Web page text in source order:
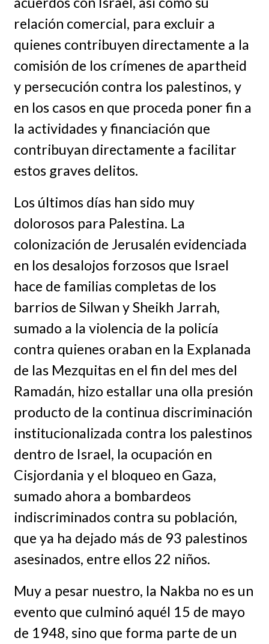
relación comercial, para excluir a
quienes contribuyen directamente a la
comisión de los crímenes de apartheid
y persecución contra los palestinos, y
en los casos en que proceda poner fin a
la actividades y financiación que
contribuyan directamente a facilitar
estos graves delitos.
Los últimos días han sido muy
dolorosos para Palestina. La
colonización de Jerusalén evidenciada
en los desalojos forzosos que Israel
hace de familias completas de los
barrios de Silwan y Sheikh Jarrah,
sumado a la violencia de la policía
contra quienes oraban en la Explanada
de las Mezquitas en el fin del mes del
Ramadán, hizo estallar una olla presión
producto de la continua discriminación
institucionalizada contra los palestinos
dentro de Israel, la ocupación en
Cisjordania y el bloqueo en Gaza,
sumado ahora a bombardeos
indiscriminados contra su población,
que ya ha dejado más de 93 palestinos
asesinados, entre ellos 22 niños.
Muy a pesar nuestro, la Nakba no es un
evento que culminó aquél 15 de mayo
de 1948, sino que forma parte de un